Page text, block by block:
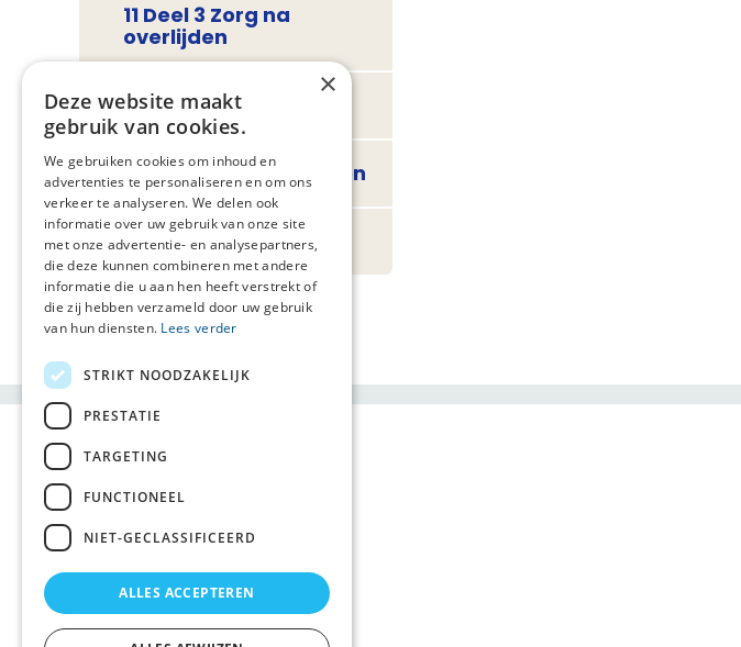
11 Deel 3 Zorg na
overlijden
12 Nazorg
13 Zorg voor zorgenden
14 Evaluatie
×
Deze website maakt
gebruik van cookies.
We gebruiken cookies om inhoud en
advertenties te personaliseren en om ons
verkeer te analyseren. We delen ook
informatie over uw gebruik van onze site
met onze advertentie- en analysepartners,
die deze kunnen combineren met andere
informatie die u aan hen heeft verstrekt of
die zij hebben verzameld door uw gebruik
van hun diensten. Lees verder
STRIKT NOODZAKELIJK
PRESTATIE
TARGETING
FUNCTIONEEL
NIET-GECLASSIFICEERD
ALLES ACCEPTEREN